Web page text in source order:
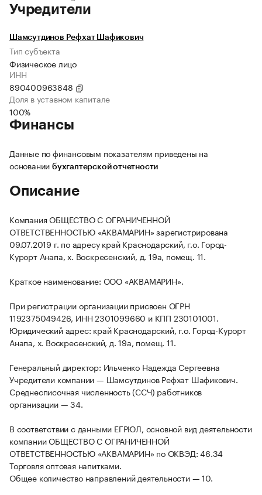
Учредители
Шамсутдинов Рефхат Шафикович
Тип субъекта
Физическое лицо
ИНН
890400963848
Доля в уставном капитале
100%
Финансы
Данные по финансовым показателям приведены на
основании бухгалтерской отчетности
Описание
Компания ОБЩЕСТВО С ОГРАНИЧЕННОЙ
ОТВЕТСТВЕННОСТЬЮ «АКВАМАРИН» зарегистрирована
09.07.2019 г. по адресу край Краснодарский, г.о. Город-
Курорт Анапа, х. Воскресенский, д. 19а, помещ. 11.
Краткое наименование: ООО «АКВАМАРИН».
При регистрации организации присвоен ОГРН
1192375049426, ИНН 2301099660 и КПП 230101001.
Юридический адрес: край Краснодарский, г.о. Город-Курорт
Анапа, х. Воскресенский, д. 19а, помещ. 11.
Генеральный директор: Ильченко Надежда Сергеевна
Учредители компании — Шамсутдинов Рефхат Шафикович.
Среднесписочная численность (ССЧ) работников
организации — 34.
В соответствии с данными ЕГРЮЛ, основной вид деятельности
компании ОБЩЕСТВО С ОГРАНИЧЕННОЙ
ОТВЕТСТВЕННОСТЬЮ «АКВАМАРИН» по ОКВЭД: 46.34
Торговля оптовая напитками.
Общее количество направлений деятельности — 10.